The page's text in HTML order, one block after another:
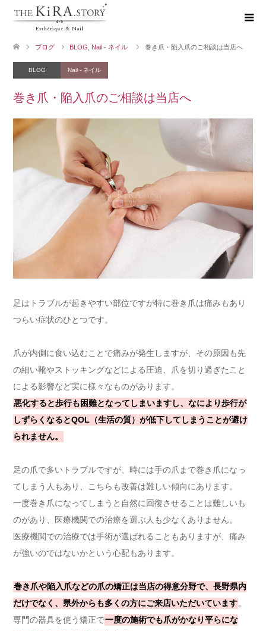
ブログ BLOG Nail - ネイル 巻き爪・陥入爪のご相談は当店へ
BLOG Nail - ネイル
巻き爪・陥入爪のご相談は当店へ
足はトラブルが起きやすい部位ですが特に巻き爪は痛みもあり
つらい症状のひとつです。
爪が内側に食い込むことで痛みが発生しますが、その原因も先
の細い靴やストッキングなどによる圧迫、爪を切り過ぎたこと
による影響など実に様々なものがあります。
悪化すると歩行も困難となってしまいますし、なにより歩行が
しずらくなるとQOL（生活の質）が低下してしまうことが避け
られません。
足の爪で多いトラブルですが、時には手の爪まで巻き爪になっ
てしまう人もあり、こちらも改善は難しい傾向にあります。
一度巻き爪になってしまうと自然に回復させることは難しいも
のがあり、医療機関での治療を選ぶ人も少なくありません。
医療機関での治療では手術が選ばれることもありますが、痛み
が強いのではないかという心配もあります。
巻き爪や陥入爪などの爪の矯正は当店の得意分野で、長野県内
だけでなく、県外からも多くの方にご来店いただいています。
専門の器具を使う矯正で一度の施術でも爪がかなり平らにな